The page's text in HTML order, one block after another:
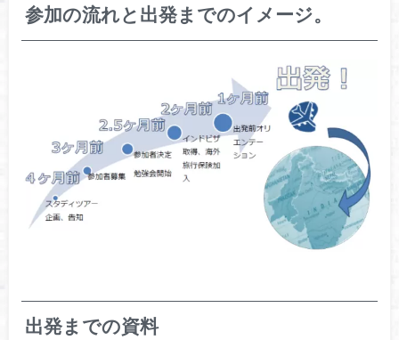
参加の流れと出発までのイメージ。
出発までの資料